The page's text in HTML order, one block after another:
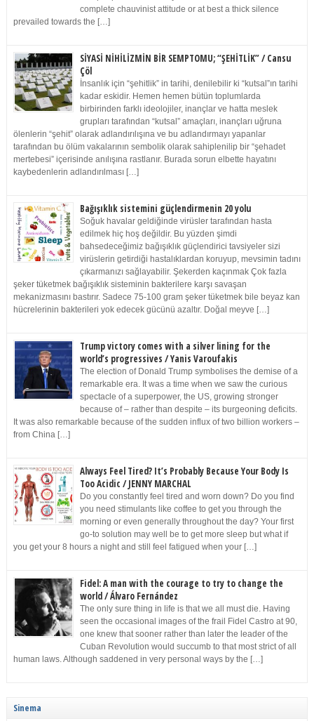
complete chauvinist attitude or at best a thick silence
prevailed towards the […]
SİYASİ NİHİLİZMİN BİR SEMPTOMU; “ŞEHİTLİK” / Cansu
Çöl
İnsanlık için “şehitlik” in tarihi, denilebilir ki “kutsal”ın tarihi
kadar eskidir. Hemen hemen bütün toplumlarda
birbirinden farklı ideolojiler, inançlar ve hatta meslek
grupları tarafından “kutsal” amaçları, inançları uğruna
ölenlerin “şehit” olarak adlandırılışına ve bu adlandırmayı yapanlar
tarafından bu ölüm vakalarının sembolik olarak sahiplenilip bir “şehadet
mertebesi” içerisinde anılışına rastlanır. Burada sorun elbette hayatını
kaybedenlerin adlandırılması […]
Bağışıklık sistemini güçlendirmenin 20 yolu
Soğuk havalar geldiğinde virüsler tarafından hasta
edilmek hiç hoş değildir. Bu yüzden şimdi
bahsedeceğimiz bağışıklık güçlendirici tavsiyeler sizi
virüslerin getirdiği hastalıklardan koruyup, mevsimin tadını
çıkarmanızı sağlayabilir. Şekerden kaçınmak Çok fazla
şeker tüketmek bağışıklık sisteminin bakterilere karşı savaşan
mekanizmasını bastırır. Sadece 75-100 gram şeker tüketmek bile beyaz kan
hücrelerinin bakterileri yok edecek gücünü azaltır. Doğal meyve […]
Trump victory comes with a silver lining for the
world’s progressives / Yanis Varoufakis
The election of Donald Trump symbolises the demise of a
remarkable era. It was a time when we saw the curious
spectacle of a superpower, the US, growing stronger
because of – rather than despite – its burgeoning deficits.
It was also remarkable because of the sudden influx of two billion workers –
from China […]
Always Feel Tired? It’s Probably Because Your Body Is
Too Acidic / JENNY MARCHAL
Do you constantly feel tired and worn down? Do you find
you need stimulants like coffee to get you through the
morning or even generally throughout the day? Your first
go-to solution may well be to get more sleep but what if
you get your 8 hours a night and still feel fatigued when your […]
Fidel: A man with the courage to try to change the
world / Álvaro Fernández
The only sure thing in life is that we all must die. Having
seen the occasional images of the frail Fidel Castro at 90,
one knew that sooner rather than later the leader of the
Cuban Revolution would succumb to that most strict of all
human laws. Although saddened in very personal ways by the […]
Sinema